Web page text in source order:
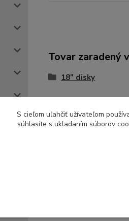
Tovar zaradený
18" disky
S cieľom uľahčiť užívateľom
súhlasíte s ukladaním súborov